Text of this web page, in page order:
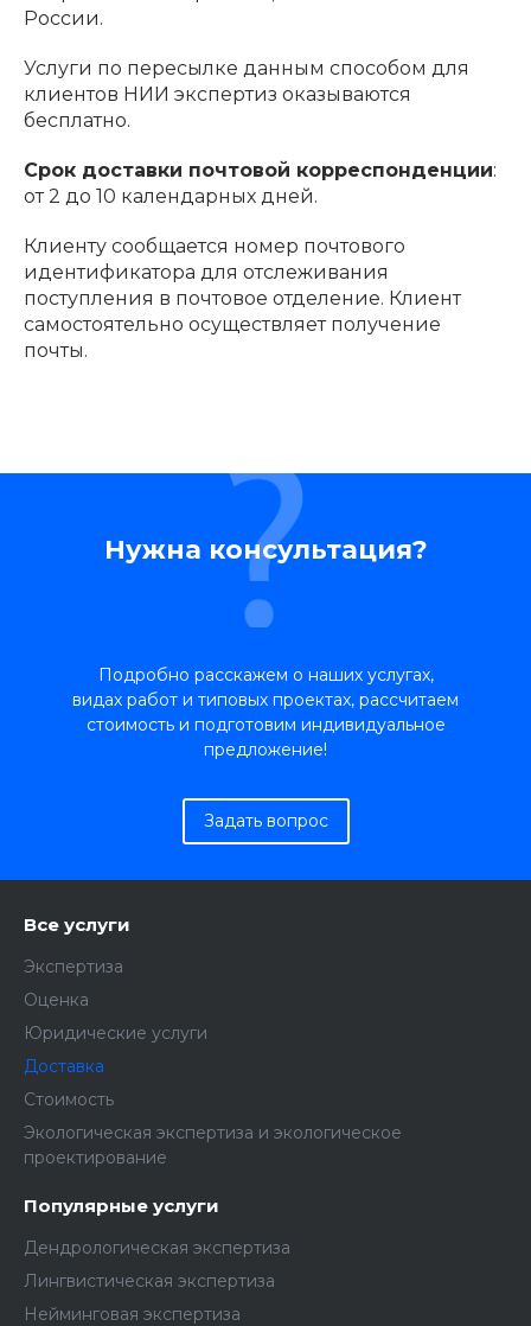
России.
Услуги по пересылке данным способом для
клиентов НИИ экспертиз оказываются
бесплатно.
Срок доставки почтовой корреспонденции:
от 2 до 10 календарных дней.
Клиенту сообщается номер почтового
идентификатора для отслеживания
поступления в почтовое отделение. Клиент
самостоятельно осуществляет получение
почты.
Нужна консультация?
Подробно расскажем о наших услугах,
видах работ и типовых проектах, рассчитаем
стоимость и подготовим индивидуальное
предложение!
Задать вопрос
Все услуги
Экспертиза
Оценка
Юридические услуги
Доставка
Стоимость
Экологическая экспертиза и экологическое
проектирование
Популярные услуги
Дендрологическая экспертиза
Лингвистическая экспертиза
Нейминговая экспертиза